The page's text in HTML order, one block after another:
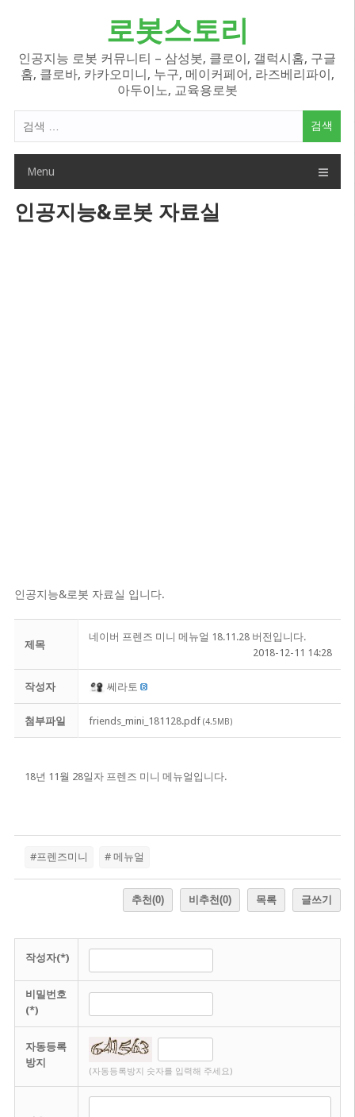
로봇스토리
인공지능 로봇 커뮤니티 – 삼성봇, 클로이, 갤럭시홈, 구글
홈, 클로바, 카카오미니, 누구, 메이커페어, 라즈베리파이,
아두이노, 교육용로봇
색
Menu
인공지능&로봇 자료실
인공지능&로봇 자료실 입니다.
제목
네이버 프렌즈 미니 메뉴얼 18.11.28 버전입니다.
2018-12-11 14:28
작성자 쎄라토
첨부파일 friends_mini_181128.pdf (4.5MB)
18년 11월 28일자 프렌즈 미니 메뉴얼입니다.
#프렌즈미니 # 메뉴얼
추천(0) 비추천(0) 목록 글쓰기
작성자(*)
비밀번호
(*)
자동등록
방지
(자동등록방지 숫자를 입력해 주세요)